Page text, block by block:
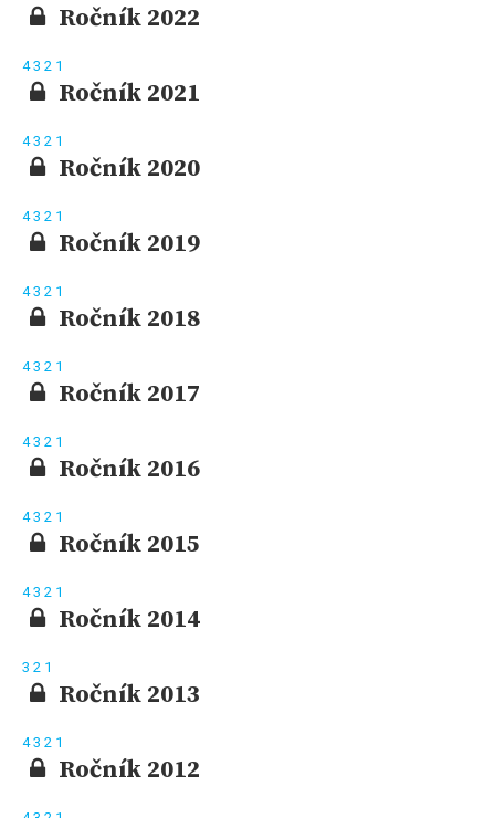
Ročník 2022
43 2 1
Ročník 2021
43 2 1
Ročník 2020
43 2 1
Ročník 2019
43 2 1
Ročník 2018
43 2 1
Ročník 2017
43 2 1
Ročník 2016
43 2 1
Ročník 2015
43 2 1
Ročník 2014
3 2 1
Ročník 2013
43 2 1
Ročník 2012